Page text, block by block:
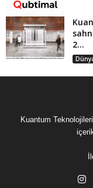
2...
Kuantum